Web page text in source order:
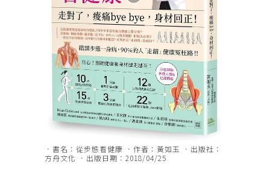
．書名：從步態看健康 ．作者：黃如玉 ．出版社：
方舟文化 ．出版日期：2018/04/25